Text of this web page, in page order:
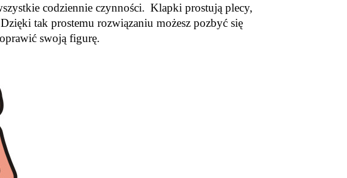
codziennie czynności. Klapki prostują plecy,
tak prostemu rozwiązaniu możesz pozbyć się
swoją figurę.